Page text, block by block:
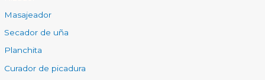
Masajeador
Secador de uña
Planchita
Curador de picadura